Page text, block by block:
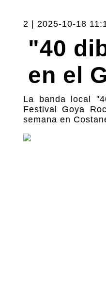
2 | 2025-10-18
"40
en el
La banda local
Festival Goya
semana en